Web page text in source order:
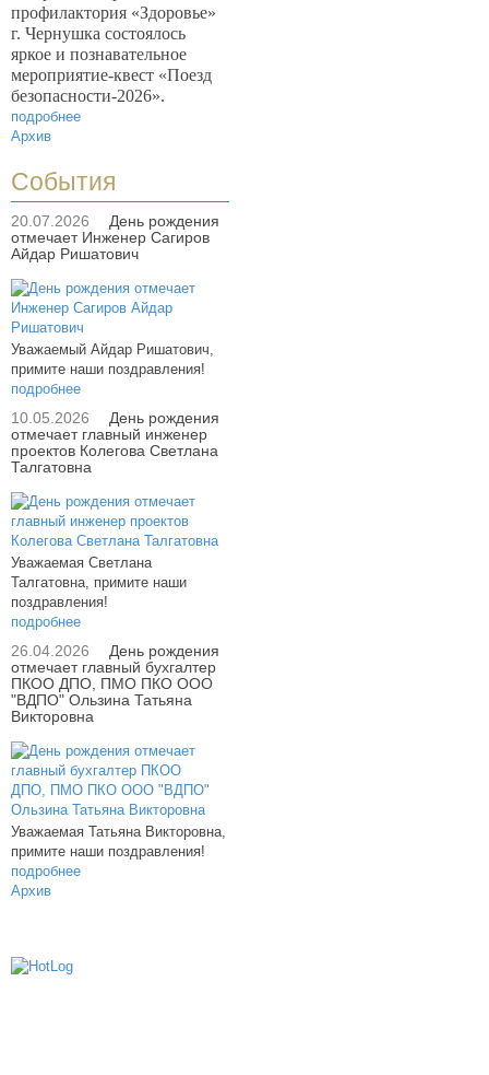
профилактория «Здоровье»
г. Чернушка состоялось
яркое и познавательное
мероприятие-квест «Поезд
безопасности-2026».
подробнее
Архив
События
20.07.2026
День рождения
отмечает Инженер Сагиров
Айдар Ришатович
Уважаемый Айдар Ришатович,
примите наши поздравления!
подробнее
10.05.2026
День рождения
отмечает главный инженер
проектов Колегова Светлана
Талгатовна
Уважаемая Светлана
Талгатовна, примите наши
поздравления!
подробнее
26.04.2026
День рождения
отмечает главный бухгалтер
ПКОО ДПО, ПМО ПКО ООО
"ВДПО" Ользина Татьяна
Викторовна
Уважаемая Татьяна Викторовна,
примите наши поздравления!
подробнее
Архив